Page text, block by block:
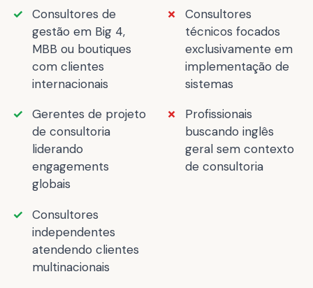
Consultores de
gestão em Big 4,
MBB ou boutiques
com clientes
internacionais
Gerentes de projeto
de consultoria
liderando
engagements
globais
Consultores
independentes
atendendo clientes
multinacionais
Consultores
técnicos focados
exclusivamente em
implementação de
sistemas
Profissionais
buscando inglês
geral sem contexto
de consultoria